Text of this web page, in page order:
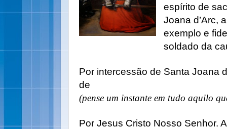
espírito de
Joana d’Arc,
exemplo e
soldado da
Por intercessão de Santa Joana
de
(pense um instante em tudo aquilo
Por Jesus Cristo Nosso Senhor.